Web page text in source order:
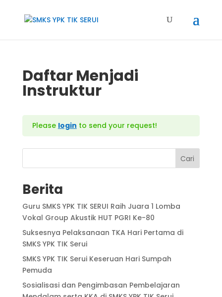
Daftar Menjadi
Instruktur
Please login to send your request!
Cari
Berita
Guru SMKS YPK TIK SERUI Raih Juara 1 Lomba
Vokal Group Akustik HUT PGRI Ke-80
Suksesnya Pelaksanaan TKA Hari Pertama di
SMKS YPK TIK Serui
SMKS YPK TIK Serui Keseruan Hari Sumpah
Pemuda
Sosialisasi dan Pengimbasan Pembelajaran